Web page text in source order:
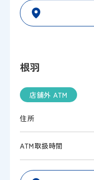
根羽
店舗外 ATM
住所
ATM取扱時間